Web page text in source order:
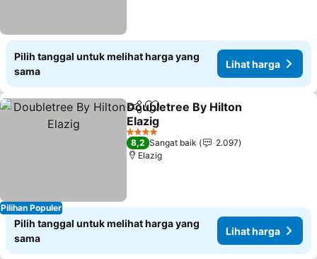
Pilih tanggal untuk melihat harga yang
sama
Lihat harga
Pilihan Populer
BagikanTambahkan ke favorit
Doubletree By Hilton
Elazig
Lihat harga
4 Bintang
8,2 Sangat baik
2.097
Elazig
Pilih tanggal untuk melihat harga yang
sama
Lihat harga